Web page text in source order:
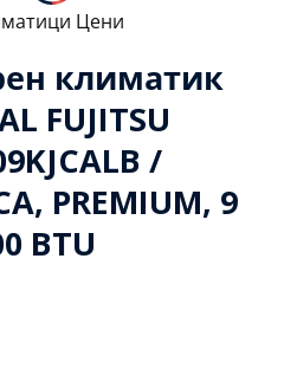
климатик
FUJITSU
/
PREMIUM, 9
BTU
Цени